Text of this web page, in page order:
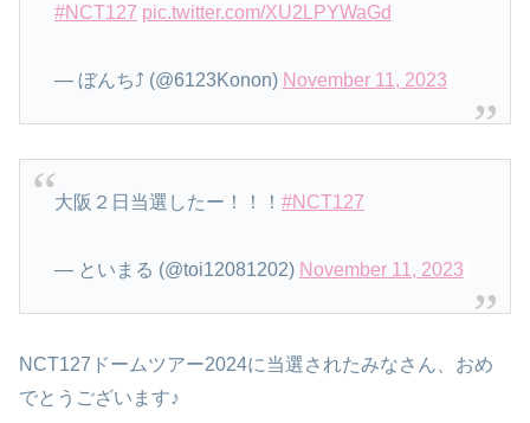
#NCT127 pic.twitter.com/XU2LPYWaGd
— ぼんち⤴️ (@6123Konon) November 11, 2023
大阪２日当選したー！！！ #NCT127
— といまる (@toi12081202) November 11, 2023
NCT127ドームツアー2024に当選されたみなさん、おめ
でとうございます♪